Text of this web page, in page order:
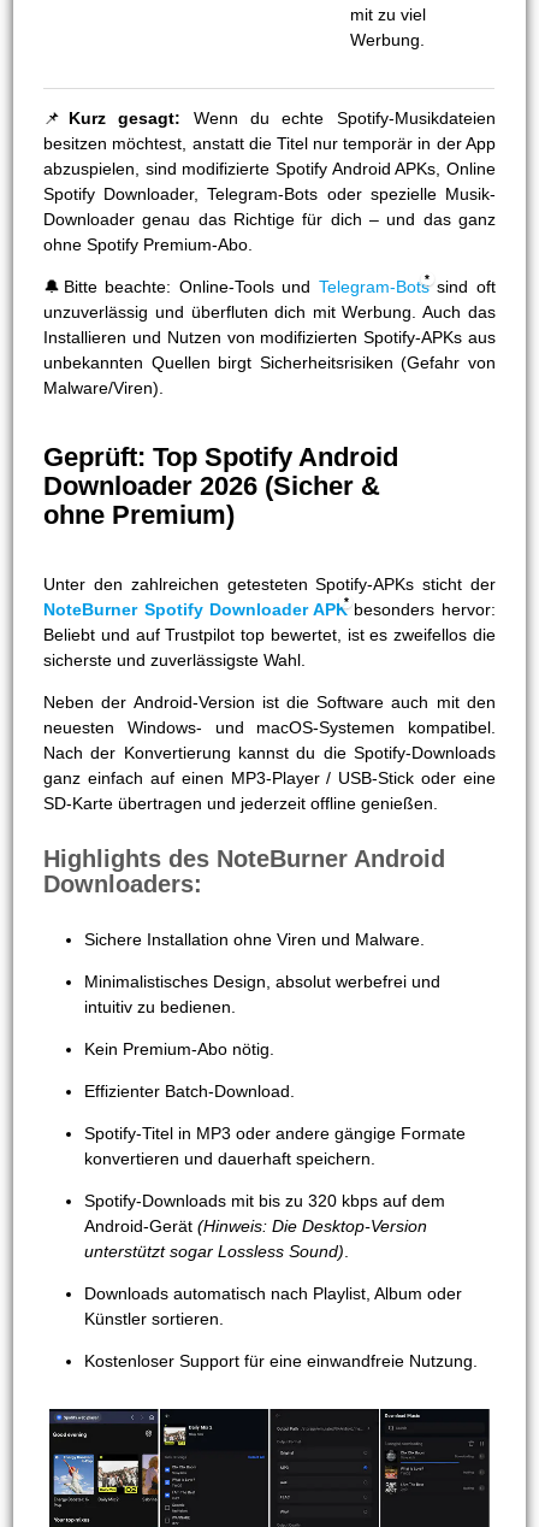
mit zu viel
Werbung.
📌 Kurz gesagt: Wenn du echte Spotify-Musikdateien
besitzen möchtest, anstatt die Titel nur temporär in der App
abzuspielen, sind modifizierte Spotify Android APKs, Online
Spotify Downloader, Telegram-Bots oder spezielle Musik-
Downloader genau das Richtige für dich – und das ganz
ohne Spotify Premium-Abo.
🔔Bitte beachte: Online-Tools und Telegram-Botssind oft
unzuverlässig und überfluten dich mit Werbung. Auch das
Installieren und Nutzen von modifizierten Spotify-APKs aus
unbekannten Quellen birgt Sicherheitsrisiken (Gefahr von
Malware/Viren).
Geprüft: Top Spotify Android
Downloader 2026 (Sicher &
ohne Premium)
Unter den zahlreichen getesteten Spotify-APKs sticht der
NoteBurner Spotify Downloader APKbesonders hervor:
Beliebt und auf Trustpilot top bewertet, ist es zweifellos die
sicherste und zuverlässigste Wahl.
Neben der Android-Version ist die Software auch mit den
neuesten Windows- und macOS-Systemen kompatibel.
Nach der Konvertierung kannst du die Spotify-Downloads
ganz einfach auf einen MP3-Player / USB-Stick oder eine
SD-Karte übertragen und jederzeit offline genießen.
Highlights des NoteBurner Android
Downloaders:
Sichere Installation ohne Viren und Malware.
Minimalistisches Design, absolut werbefrei und
intuitiv zu bedienen.
Kein Premium-Abo nötig.
Effizienter Batch-Download.
Spotify-Titel in MP3 oder andere gängige Formate
konvertieren und dauerhaft speichern.
Spotify-Downloads mit bis zu 320 kbps auf dem
Android-Gerät(Hinweis: Die Desktop-Version
unterstützt sogar Lossless Sound)
Downloads automatisch nach Playlist, Album oder
Künstler sortieren.
Kostenloser Support für eine einwandfreie Nutzung.